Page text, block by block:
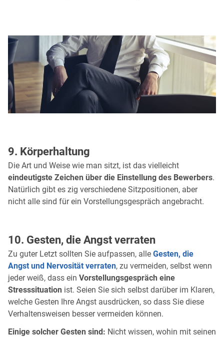
9. Körperhaltung
Die Art und Weise wie man sitzt, ist das vielleicht
eindeutigste Zeichen über die Einstellung des Bewerbers.
Natürlich gibt es zig verschiedene Sitzpositionen, aber
nicht alle sind für ein Vorstellungsgespräch angebracht.
10. Gesten, die Angst verraten
Zu guter Letzt sollten Sie aufpassen, alle Gesten, die
Angst und Nervosität verraten, zu vermeiden, selbst wenn
jeder weiß, dass ein Vorstellungsgespräch eine
Stresssituation ist. Seien Sie sich selbst darüber im Klaren,
welche Gesten Ihre Angst ausdrücken, so dass Sie diese
Verhaltensweisen besser vermeiden können.
Einige solcher Gesten sind: Nicht wissen, wohin mit seinen